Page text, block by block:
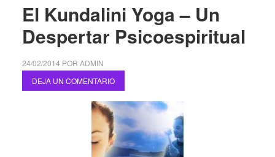
El Kundalini Yoga – Un
Despertar Psicoespiritual
24/02/2014 POR ADMIN
DEJA UN COMENTARIO